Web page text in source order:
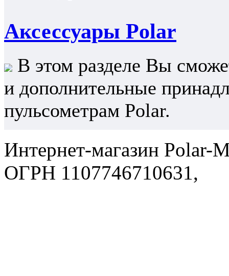
Аксессуары Polar
В этом разделе Вы
и дополнительные
пульсометрам Polar.
Интернет-магазин
ОГРН 1107746710631,